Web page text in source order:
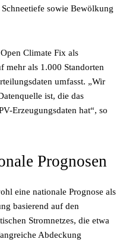
sowie Bewölkung
Climate Fix als
mehr als 1.000 Standorten
umfasst. „Wir
ist, die das
Erzeugungsdaten hat“, so
Prognosen
eine nationale Prognose als
basierend auf den
Stromnetzes, die etwa
Abdeckung